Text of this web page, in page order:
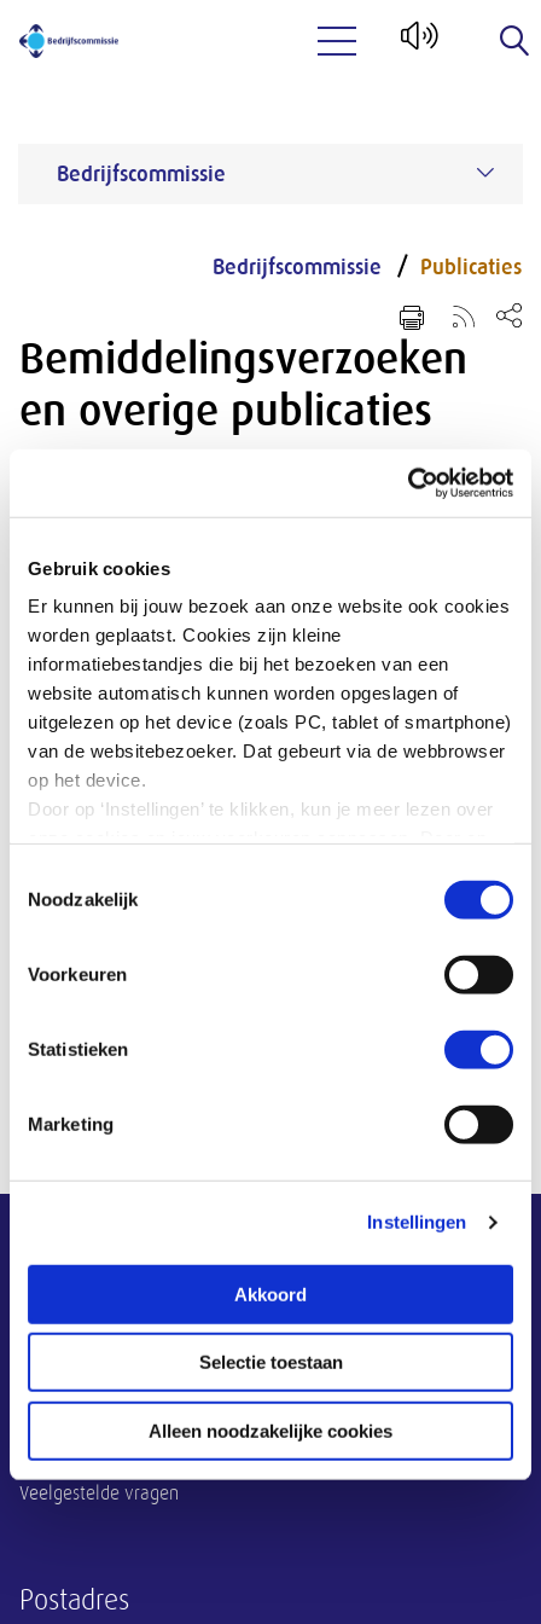
Gebruik cookies
Er kunnen bij jouw bezoek aan onze website ook cookies
worden geplaatst. Cookies zijn kleine
informatiebestandjes die bij het bezoeken van een
website automatisch kunnen worden opgeslagen of
uitgelezen op het device (zoals PC, tablet of smartphone)
van de websitebezoeker. Dat gebeurt via de webbrowser
op het device.
Door op ‘Instellingen’ te klikken, kun je meer lezen over
alle cookies zoals omschreven in onze cookieverklaring
in deze cookiebanner. Door op ‘Alleen noodzakelijke
noodzakelijke cookies.
lezen in onze
Noodzakelijk
Voorkeuren
Statistieken
Marketing
Instellingen
Akkoord
Selectie toestaan
Alleen noodzakelijke cookies
Bedrijfscommissie
Bedrijfscommissie Publicaties
Bemiddelingsverzoeken
en overige publicaties
bedrijfscommissie. Op deze pagina kun je naast
ook samenvattingen van afgehandelde
resultaten gevonden
Filter de resultaten
Bemiddelingsverzoeken vinden?
Ben je op zoek naar bemiddelingszaken type dan
in het zoekvenster het trefwoord in waarop je wilt
Vragenservice
Contact
Contact
Veelgestelde vragen
Postadres